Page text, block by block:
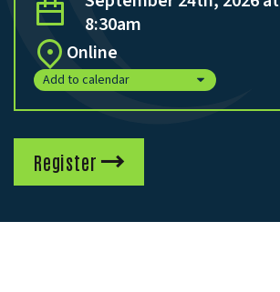
8:30am
Online
Add to calendar
Register